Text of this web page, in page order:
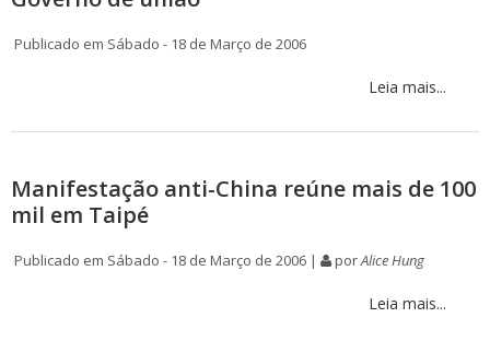
Publicado em Sábado - 18 de Março de 2006
Leia mais...
Manifestação anti-China reúne mais de 100
mil em Taipé
Publicado em Sábado - 18 de Março de 2006 | porAlice Hung
Leia mais...